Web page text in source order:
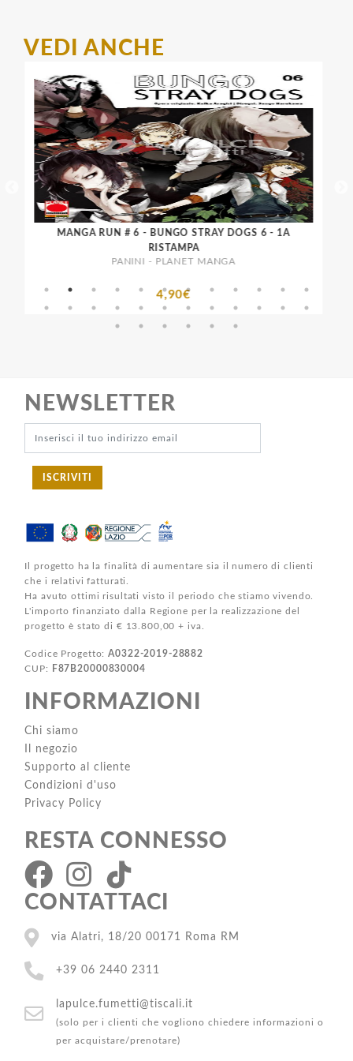
VEDI ANCHE
MANGA RUN # 6 - BUNGO STRAY DOGS 6 - 1A
RISTAMPA
PANINI - PLANET MANGA
4,90€
NEWSLETTER
ISCRIVITI
Il progetto ha la finalità di aumentare sia il numero di clienti
che i relativi fatturati.
Ha avuto ottimi risultati visto il periodo che stiamo vivendo.
L'importo finanziato dalla Regione per la realizzazione del
progetto è stato di € 13.800,00 + iva.
Codice Progetto:A0322-2019-28882
CUP:
F87B20000830004
INFORMAZIONI
Chi siamo
Il negozio
Supporto al cliente
Condizioni d'uso
Privacy Policy
RESTA CONNESSO
CONTATTACI
via Alatri, 18/20 00171 Roma RM
+39 06 2440 2311
lapulce.fumetti@tiscali.it
(solo per i clienti che vogliono chiedere informazioni o
per acquistare/prenotare)